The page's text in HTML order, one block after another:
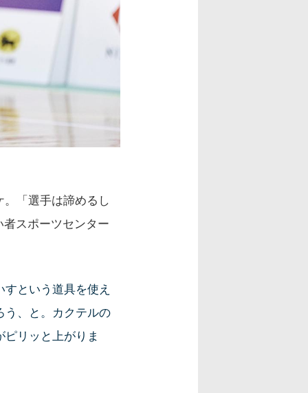
「選手は諦めるし
スポーツセンター
という道具を使え
う、と。カクテルの
リッと上がりま